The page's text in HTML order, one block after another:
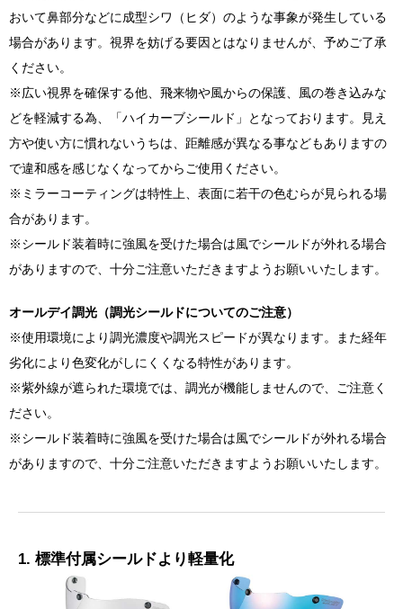
おいて鼻部分などに成型シワ（ヒダ）のような事象が発生している
場合があります。視界を妨げる要因とはなりませんが、予めご了承
ください。
※広い視界を確保する他、飛来物や風からの保護、風の巻き込みな
どを軽減する為、「ハイカーブシールド」となっております。見え
方や使い方に慣れないうちは、距離感が異なる事などもありますの
で違和感を感じなくなってからご使用ください。
※ミラーコーティングは特性上、表面に若干の色むらが見られる場
合があります。
※シールド装着時に強風を受けた場合は風でシールドが外れる場合
がありますので、十分ご注意いただきますようお願いいたします。
オールデイ調光（調光シールドについてのご注意）
※使用環境により調光濃度や調光スピードが異なります。また経年
劣化により色変化がしにくくなる特性があります。
※紫外線が遮られた環境では、調光が機能しませんので、ご注意く
ださい。
※シールド装着時に強風を受けた場合は風でシールドが外れる場合
がありますので、十分ご注意いただきますようお願いいたします。
1. 標準付属シールドより軽量化